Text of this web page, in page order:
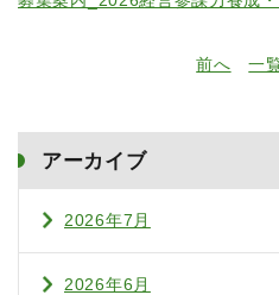
前へ 一
アーカイブ
2026年7月
2026年6月